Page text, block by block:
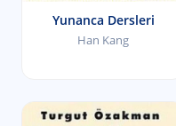
Yunanca Dersleri
Han Kang